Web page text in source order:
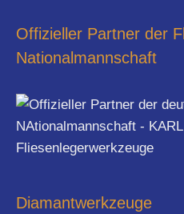
Offizieller Partner der
Nationalmannschaft
Diamantwerkzeuge